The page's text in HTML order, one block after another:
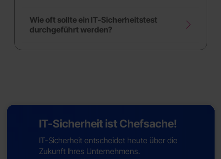
Wie oft sollte ein IT-Sicherheitstest
durchgeführt werden?
IT-Sicherheit ist Chefsache!
IT-Sicherheit entscheidet heute über die
Zukunft Ihres Unternehmens.